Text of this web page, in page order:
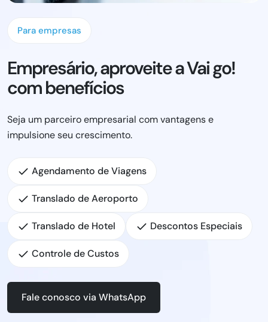
Para empresas
Empresário, aproveite a Vai go!
com benefícios
Seja um parceiro empresarial com vantagens e
impulsione seu crescimento.
Agendamento de Viagens
Translado de Aeroporto
Translado de Hotel Descontos Especiais
Controle de Custos
Fale conosco via WhatsApp